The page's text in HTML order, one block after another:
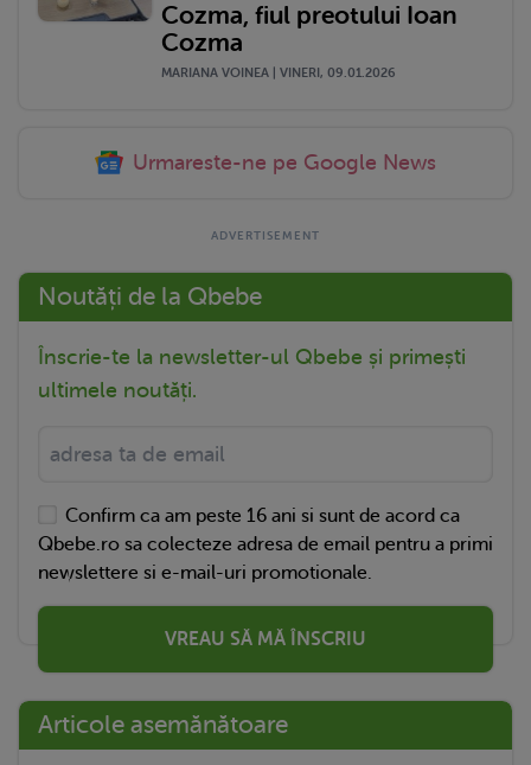
Cozma, fiul preotului Ioan
Cozma
MARIANA VOINEA | VINERI, 09.01.2026
Urmareste-ne pe Google News
Noutăți de la Qbebe
Înscrie-te la newsletter-ul Qbebe și primești
ultimele noutăți.
Confirm ca am peste 16 ani si sunt de acord ca
Qbebe.ro sa colecteze adresa de email pentru a primi
newslettere si e-mail-uri promotionale.
VREAU SĂ MĂ ÎNSCRIU
Articole asemănătoare